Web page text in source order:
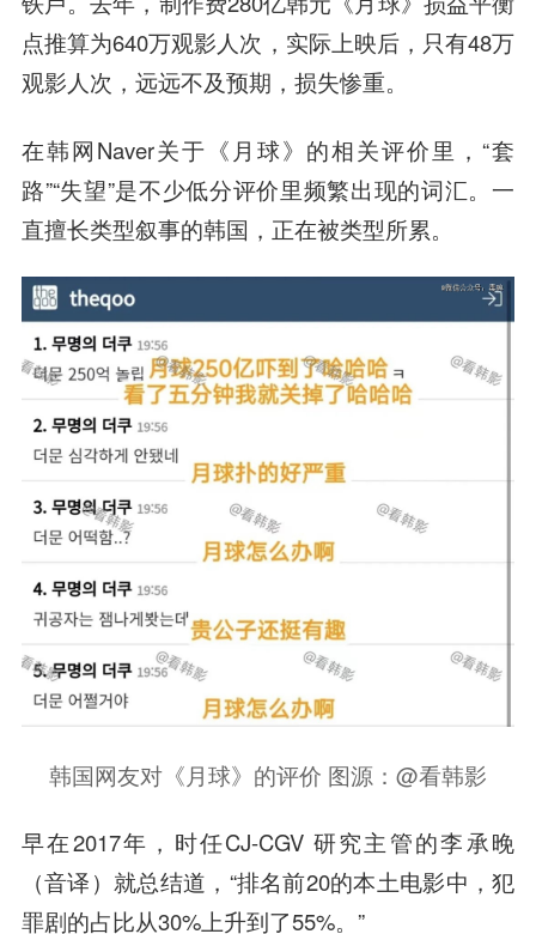
点推算为640万观影人次，实际上映后，只有48万
观影人次，远远不及预期，损失惨重。
在韩网Naver关于《月球》的相关评价里，“套
路”“失望”是不少低分评价里频繁出现的词汇。一
直擅长类型叙事的韩国，正在被类型所累。
韩国网友对《月球》的评价 图源：@看韩影
早在2017年，时任CJ-CGV 研究主管的李承晚
（音译）就总结道，“排名前20的本土电影中，犯
罪剧的占比从30%上升到了55%。”